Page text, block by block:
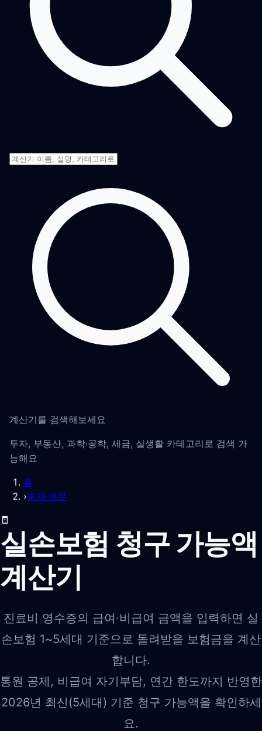
계산기를 검색해보세요
투자, 부동산, 과학·공학, 세금, 실생활 카테고리로 검색 가
능해요
홈
›투자·재무
🧾
실손보험 청구 가능액
계산기
진료비 영수증의 급여·비급여 금액을 입력하면 실
손보험 1~5세대 기준으로 돌려받을 보험금을 계산
합니다.
통원 공제, 비급여 자기부담, 연간 한도까지 반영한
2026년 최신(5세대) 기준 청구 가능액을 확인하세
요.